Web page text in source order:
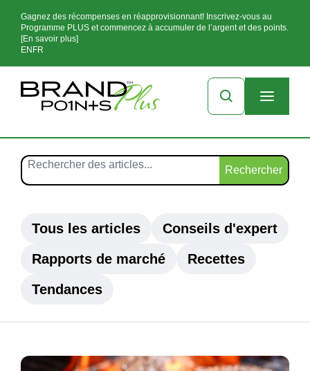
Gagnez des récompenses en réapprovisionnant! Inscrivez-vous au
Programme PLUS et commencez à accumuler de l’argent et des points.
[En savoir plus]
EN FR
Rechercher
Tous les articles
Conseils d'expert
Rapports de marché
Recettes
Tendances